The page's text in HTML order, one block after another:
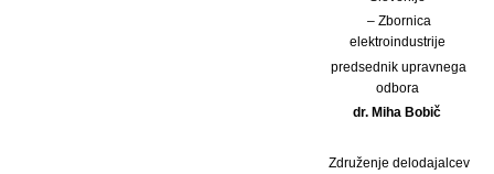
– Zbornica
elektroindustrije
predsednik upravnega
odbora
dr. Miha Bobič
Združenje delodajalcev